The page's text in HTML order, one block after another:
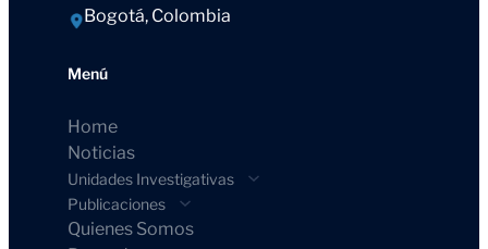
Bogotá, Colombia
Menú
Home
Noticias
Unidades Investigativas
Publicaciones
Quienes Somos